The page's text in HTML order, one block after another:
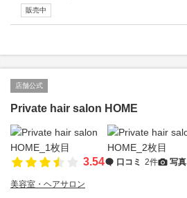
販売中
店舗公式
Private hair salon HOME
3.54 口コミ 2件 写真
美容室・ヘアサロン